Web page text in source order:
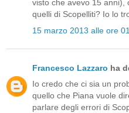
visto che avevo 15 anni),
quelli di Scopelliti? Io lo
15 marzo 2013 alle ore
Francesco Lazzaro ha
Io credo che ci sia un
quello che Piana vuole
parlare degli errori di